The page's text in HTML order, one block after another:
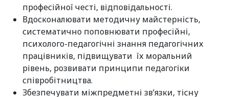
професійної честі, відповідальності.
Вдосконалювати методичну майстерність,
систематично поповнювати професійні,
психолого-педагогічні знання педагогічних
працівників, підвищувати їх моральний
рівень, розвивати принципи педагогіки
співробітництва.
Збезпечувати міжпредметні зв’язки, тісну